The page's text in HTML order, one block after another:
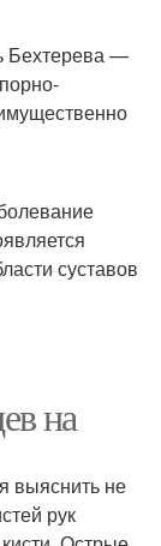
Бехтерева —
суставов
на
выяснить не
рук